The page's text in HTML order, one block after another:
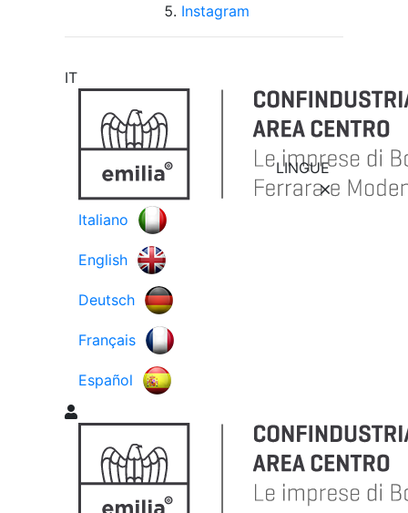
Instagram
IT
LINGUE
Italiano
English
Deutsch
Français
Español